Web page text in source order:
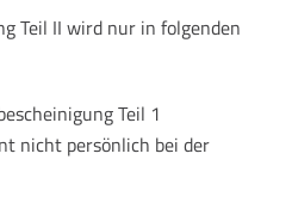
Teil II wird nur in folgenden
Teil 1
nicht persönlich bei der